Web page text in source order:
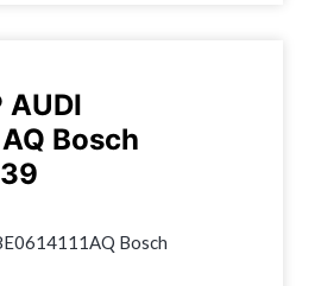
AUDI
Bosch
Bosch